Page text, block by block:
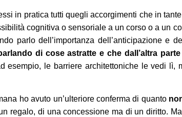
in pratica tutti quegli accorgimenti che in
cognitiva o sensoriale a un corso o a un
parlo dell’importanza dell’anticipazione e
di cose astratte e che dall’altra
esempio, le barriere architettoniche le vedi
ho avuto un’ulteriore conferma di quanto
regalo, di una concessione ma di un diritto.